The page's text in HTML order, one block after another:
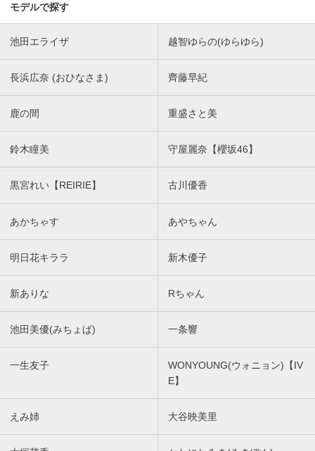
モデルで探す
池田エライザ 越智ゆらの(ゆらゆら)
長浜広奈 (おひなさま) 齊藤早紀
鹿の間 重盛さと美
鈴木瞳美 守屋麗奈【櫻坂46】
黒宮れい【REIRIE】 古川優香
あかちゃす あやちゃん
明日花キララ 新木優子
新ありな Rちゃん
池田美優(みちょぱ) 一条響
一生友子
WONYOUNG(ウォニョン)【IV
E】
えみ姉 大谷映美里